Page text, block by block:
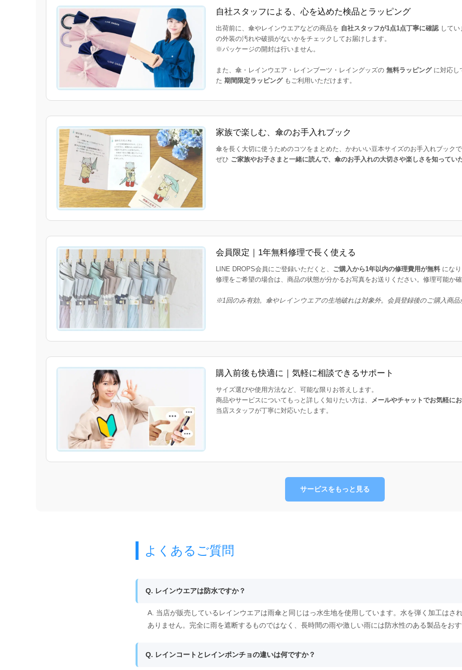
自社スタッフによる、心を込めた検品とラッピング
出荷前に、傘やレインウエアなどの商品を 自社スタッフが1点1点丁寧に確認してい
の外装の汚れや破損がないかをチェックしてお届けします。
※パッケージの開封は行いません。
また、傘・レインウエア・レインブーツ・レイングッズの 無料ラッピングに対応し
た 期間限定ラッピングもご利用いただけます。
家族で楽しむ、傘のお手入れブック
傘を長く大切に使うためのコツをまとめた、かわいい豆本サイズのお手入れブック
ぜひ ご家族やお子さまと一緒に読んで、傘のお手入れの大切さや楽しさを知ってい
会員限定｜1年無料修理で長く使える
LINE DROPS会員にご登録いただくと、 ご購入から1年以内の修理費用が無料になり
修理をご希望の場合は、商品の状態が分かるお写真をお送りください。修理可能か確
※1回のみ有効。傘やレインウエアの生地破れは対象外。会員登録後のご購入商品
購入前後も快適に｜気軽に相談できるサポート
サイズ選びや使用方法など、可能な限りお答えします。
商品やサービスについてもっと詳しく知りたい方は、 メールやチャットでお気軽に
当店スタッフが丁寧に対応いたします。
サービスをもっと見る
よくあるご質問
Q. レインウエアは防水ですか？
A. 当店が販売しているレインウエアは雨傘と同じはっ水生地を使用しています。水を弾く加工はさ
ありません。完全に雨を遮断するものではなく、長時間の雨や激しい雨には防水性のある製品をおす
Q. レインコートとレインポンチョの違いは何ですか？